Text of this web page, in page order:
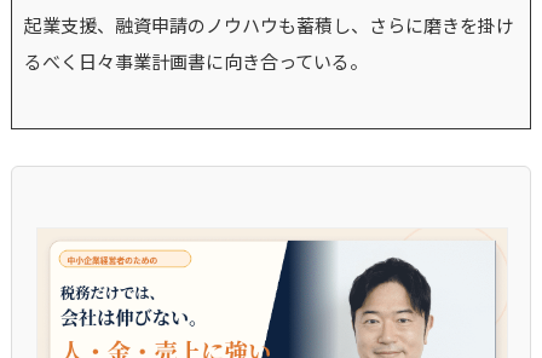
起業支援、融資申請のノウハウも蓄積し、さらに磨きを掛け
るべく日々事業計画書に向き合っている。